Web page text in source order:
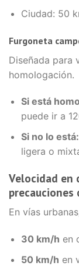
Ciudad: 50
Furgoneta
Diseñada para
homologación.
Si está
puede ir a
Si no lo está:
ligera o
Velocidad en
precauciones
En vías
30 km/h en
50 km/h en